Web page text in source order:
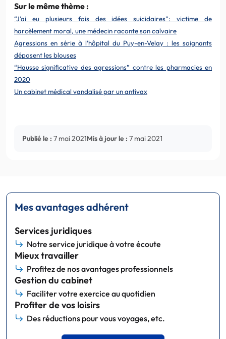
Sur le même thème :
“J’ai eu plusieurs fois des idées suicidaires”: victime de
harcèlement moral, une médecin raconte son calvaire
Agressions en série à l’hôpital du Puy-en-Velay : les soignants
déposent les blouses
“Hausse significative des agressions” contre les pharmacies en
2020
Un cabinet médical vandalisé par un antivax
Publié le : 7 mai 2021Mis à jour le : 7 mai 2021
Mes avantages adhérent
Services juridiques
Notre service juridique à votre écoute
Mieux travailler
Profitez de nos avantages professionnels
Gestion du cabinet
Faciliter votre exercice au quotidien
Profiter de vos loisirs
Des réductions pour vous voyages, etc.